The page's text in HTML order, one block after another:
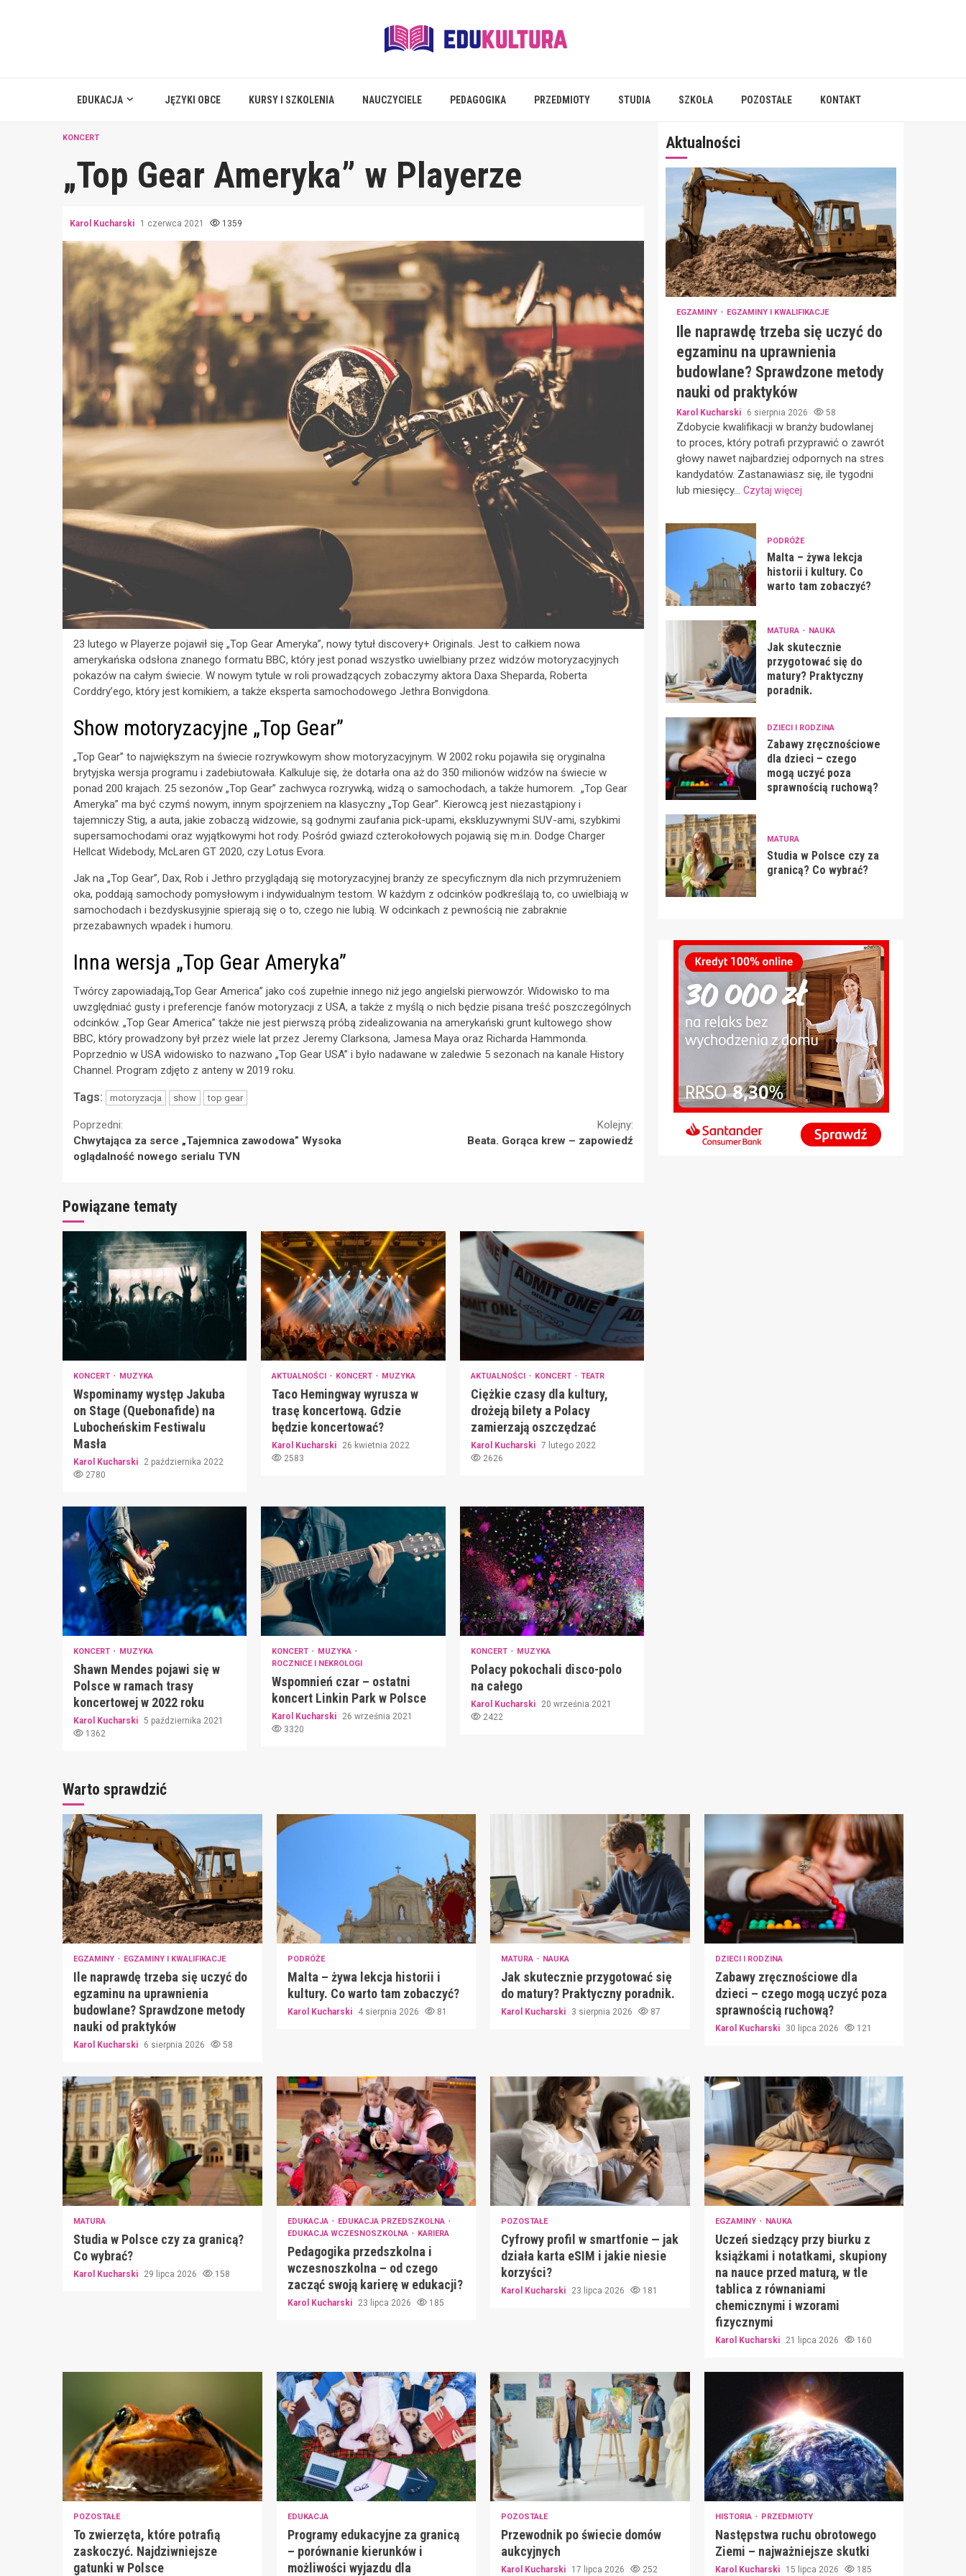
EDUKACJA JĘZYKI OBCE KURSY I SZKOLENIA NAUCZYCIELE PEDAGOGIKA PRZEDMIOTY STUDIA SZKOŁA POZOSTAŁE KONTAKT
KONCERT
„Top Gear Ameryka” w Playerze
Karol Kucharski 1 czerwca 2021 1359
23 lutego w Playerze pojawił się „Top Gear Ameryka”, nowy tytuł discovery+ Originals. Jest to całkiem nowa
amerykańska odsłona znanego formatu BBC, który jest ponad wszystko uwielbiany przez widzów motoryzacyjnych
pokazów na całym świecie. W nowym tytule w roli prowadzących zobaczymy aktora Daxa Sheparda, Roberta
Corddry’ego, który jest komikiem, a także eksperta samochodowego Jethra Bonvigdona.
Show motoryzacyjne „Top Gear”
„Top Gear” to największym na świecie rozrywkowym show motoryzacyjnym. W 2002 roku pojawiła się oryginalna
brytyjska wersja programu i zadebiutowała. Kalkuluje się, że dotarła ona aż do 350 milionów widzów na świecie w
ponad 200 krajach. 25 sezonów „Top Gear” zachwyca rozrywką, widzą o samochodach, a także humorem. „Top Gear
Ameryka” ma być czymś nowym, innym spojrzeniem na klasyczny „Top Gear”. Kierowcą jest niezastąpiony i
tajemniczy Stig, a auta, jakie zobaczą widzowie, są godnymi zaufania pick-upami, ekskluzywnymi SUV-ami, szybkimi
supersamochodami oraz wyjątkowymi hot rody. Pośród gwiazd czterokołowych pojawią się m.in. Dodge Charger
Hellcat Widebody, McLaren GT 2020, czy Lotus Evora.
Jak na „Top Gear”, Dax, Rob i Jethro przyglądają się motoryzacyjnej branży ze specyficznym dla nich przymrużeniem
oka, poddają samochody pomysłowym i indywidualnym testom. W każdym z odcinków podkreślają to, co uwielbiają w
samochodach i bezdyskusyjnie spierają się o to, czego nie lubią. W odcinkach z pewnością nie zabraknie
przezabawnych wpadek i humoru.
Inna wersja „Top Gear Ameryka”
Twórcy zapowiadają„Top Gear America” jako coś zupełnie innego niż jego angielski pierwowzór. Widowisko to ma
uwzględniać gusty i preferencje fanów motoryzacji z USA, a także z myślą o nich będzie pisana treść poszczególnych
odcinków. „Top Gear America” także nie jest pierwszą próbą zidealizowania na amerykański grunt kultowego show
BBC, który prowadzony był przez wiele lat przez Jeremy Clarksona, Jamesa Maya oraz Richarda Hammonda.
Poprzednio w USA widowisko to nazwano „Top Gear USA” i było nadawane w zaledwie 5 sezonach na kanale History
Channel. Program zdjęto z anteny w 2019 roku.
Tags: motoryzacja show top gear
Continue
Reading
Poprzedni:
Chwytająca za serce „Tajemnica zawodowa” Wysoka
oglądalność nowego serialu TVN
Kolejny:
Beata. Gorąca krew – zapowiedź
Powiązane tematy
KONCERT MUZYKA
Wspominamy występ Jakuba
on Stage (Quebonafide) na
Lubocheńskim Festiwalu
Masła
Karol Kucharski
2 października 2022
2780
AKTUALNOŚCI KONCERT MUZYKA
Taco Hemingway wyrusza w
trasę koncertową. Gdzie
będzie koncertować?
Karol Kucharski
26 kwietnia 2022
2583
AKTUALNOŚCI KONCERT TEATR
Ciężkie czasy dla kultury,
drożeją bilety a Polacy
zamierzają oszczędzać
Karol Kucharski 7 lutego 2022
2626
KONCERT MUZYKA
Shawn Mendes pojawi się w
Polsce w ramach trasy
koncertowej w 2022 roku
Karol Kucharski 5 października 2021
1362
KONCERT
MUZYKA
ROCZNICE I NEKROLOGI
Wspomnień czar – ostatni
koncert Linkin Park w Polsce
Karol Kucharski
26 września 2021
3320
KONCERT MUZYKA
Polacy pokochali disco-polo
na całego
Karol Kucharski
20 września 2021
2422
Aktualności
EGZAMINY EGZAMINY I KWALIFIKACJE
Ile naprawdę trzeba się uczyć do
egzaminu na uprawnienia
budowlane? Sprawdzone metody
nauki od praktyków
Karol Kucharski 6 sierpnia 2026 58
Zdobycie kwalifikacji w branży budowlanej
to proces, który potrafi przyprawić o zawrót
głowy nawet najbardziej odpornych na stres
kandydatów. Zastanawiasz się, ile tygodni
lub miesięcy... Czytaj więcej
PODRÓŻE
Malta – żywa lekcja
historii i kultury. Co
warto tam zobaczyć?
MATURA NAUKA
Jak skutecznie
przygotować się do
matury? Praktyczny
poradnik.
DZIECI I RODZINA
Zabawy zręcznościowe
dla dzieci – czego
mogą uczyć poza
sprawnością ruchową?
MATURA
Studia w Polsce czy za
granicą? Co wybrać?
Warto sprawdzić
EGZAMINY EGZAMINY I KWALIFIKACJE
Ile naprawdę trzeba się uczyć do
egzaminu na uprawnienia
budowlane? Sprawdzone metody
nauki od praktyków
Karol Kucharski 6 sierpnia 2026 58
PODRÓŻE
Malta – żywa lekcja historii i
kultury. Co warto tam zobaczyć?
Karol Kucharski 4 sierpnia 2026 81
MATURA NAUKA
Jak skutecznie przygotować się
do matury? Praktyczny poradnik.
Karol Kucharski 3 sierpnia 2026 87
DZIECI I RODZINA
Zabawy zręcznościowe dla
dzieci – czego mogą uczyć poza
sprawnością ruchową?
Karol Kucharski 30 lipca 2026 121
MATURA
Studia w Polsce czy za granicą?
Co wybrać?
Karol Kucharski 29 lipca 2026 158
EDUKACJA
EDUKACJA PRZEDSZKOLNA
EDUKACJA WCZESNOSZKOLNA
KARIERA
Pedagogika przedszkolna i
wczesnoszkolna – od czego
zacząć swoją karierę w edukacji?
Karol Kucharski 23 lipca 2026 185
POZOSTAŁE
Cyfrowy profil w smartfonie — jak
działa karta eSIM i jakie niesie
korzyści?
Karol Kucharski 23 lipca 2026 181
EGZAMINY NAUKA
Uczeń siedzący przy biurku z
książkami i notatkami, skupiony
na nauce przed maturą, w tle
tablica z równaniami
chemicznymi i wzorami
fizycznymi
Karol Kucharski 21 lipca 2026 160
POZOSTAŁE
To zwierzęta, które potrafią
zaskoczyć. Najdziwniejsze
gatunki w Polsce
EDUKACJA
Programy edukacyjne za granicą
– porównanie kierunków i
możliwości wyjazdu dla
POZOSTAŁE
Przewodnik po świecie domów
aukcyjnych
Karol Kucharski 17 lipca 2026 252
HISTORIA PRZEDMIOTY
Następstwa ruchu obrotowego
Ziemi – najważniejsze skutki
Karol Kucharski 15 lipca 2026 185